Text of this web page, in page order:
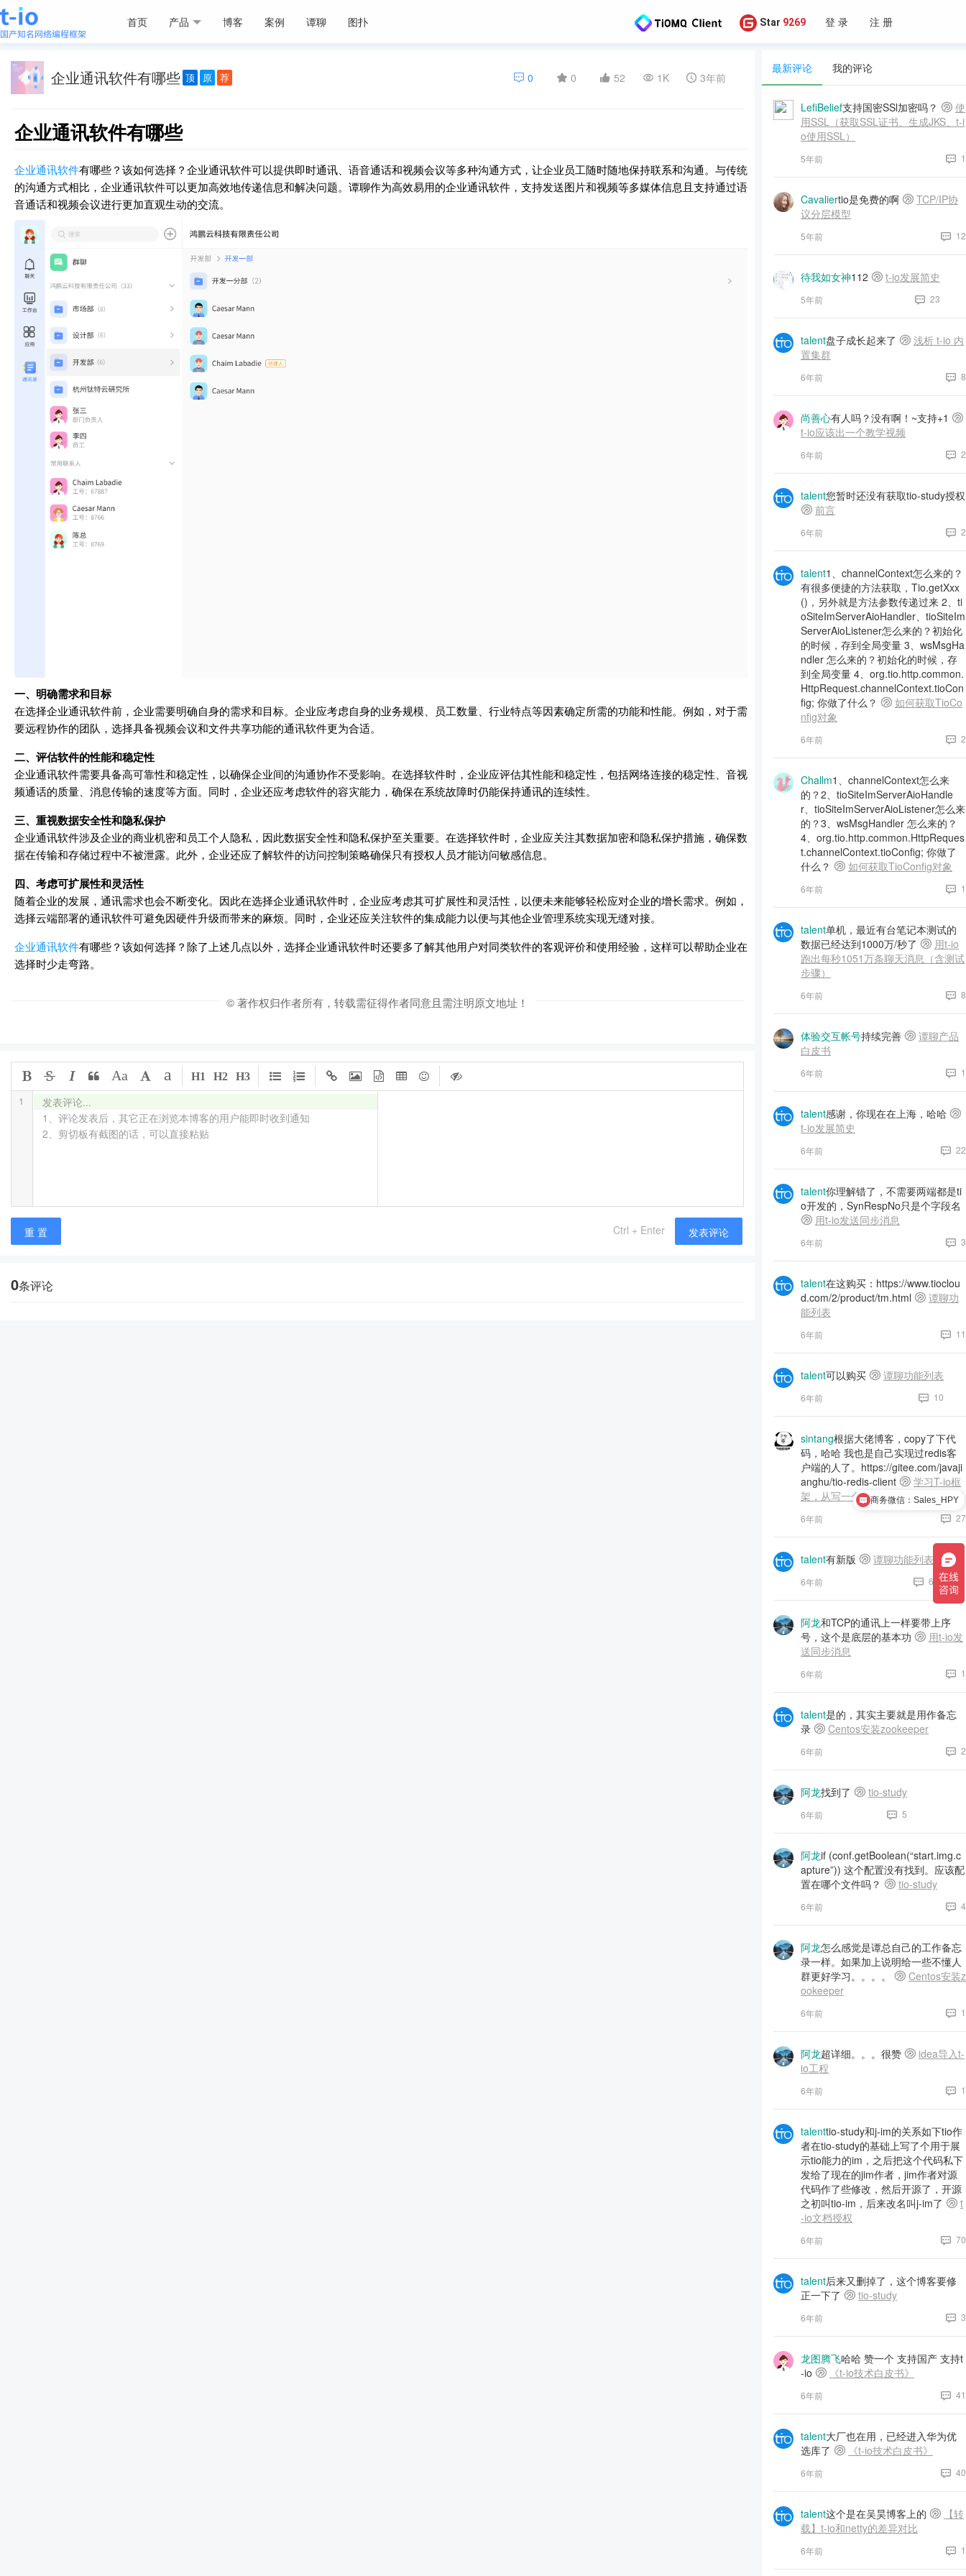
首页 产品 博客 案例 谭聊 图扑 Star 9269 登 录 注 册
企业通讯软件有哪些 顶 原 荐 0 0 52 1K 3年前
企业通讯软件有哪些
企业通讯软件有哪些？该如何选择？企业通讯软件可以提供即时通讯、语音通话和视频会议等多种沟通方式，让企业员工随时随地保持联系和沟通。与传统
的沟通方式相比，企业通讯软件可以更加高效地传递信息和解决问题。谭聊作为高效易用的企业通讯软件，支持发送图片和视频等多媒体信息且支持通过语
音通话和视频会议进行更加直观生动的交流。
一、明确需求和目标
在选择企业通讯软件前，企业需要明确自身的需求和目标。企业应考虑自身的业务规模、员工数量、行业特点等因素确定所需的功能和性能。例如，对于需
要远程协作的团队，选择具备视频会议和文件共享功能的通讯软件更为合适。
二、评估软件的性能和稳定性
企业通讯软件需要具备高可靠性和稳定性，以确保企业间的沟通协作不受影响。在选择软件时，企业应评估其性能和稳定性，包括网络连接的稳定性、音视
频通话的质量、消息传输的速度等方面。同时，企业还应考虑软件的容灾能力，确保在系统故障时仍能保持通讯的连续性。
三、重视数据安全性和隐私保护
企业通讯软件涉及企业的商业机密和员工个人隐私，因此数据安全性和隐私保护至关重要。在选择软件时，企业应关注其数据加密和隐私保护措施，确保数
据在传输和存储过程中不被泄露。此外，企业还应了解软件的访问控制策略确保只有授权人员才能访问敏感信息。
四、考虑可扩展性和灵活性
随着企业的发展，通讯需求也会不断变化。因此在选择企业通讯软件时，企业应考虑其可扩展性和灵活性，以便未来能够轻松应对企业的增长需求。例如，
选择云端部署的通讯软件可避免因硬件升级而带来的麻烦。同时，企业还应关注软件的集成能力以便与其他企业管理系统实现无缝对接。
企业通讯软件有哪些？该如何选择？除了上述几点以外，选择企业通讯软件时还要多了解其他用户对同类软件的客观评价和使用经验，这样可以帮助企业在
选择时少走弯路。
© 著作权归作者所有，转载需征得作者同意且需注明原文地址！
发表评论...
1、评论发表后，其它正在浏览本博客的用户能即时收到通知
2、剪切板有截图的话，可以直接粘贴
1
Aa a H1 H2 H3
重 置 Ctrl + Enter 发表评论
0条评论
最新评论 我的评论
LefiBelief支持国密SSl加密吗？
使
用SSL（获取SSL证书、生成JKS、t-i
o使用SSL）
5年前 1
Cavaliertio是免费的啊
TCP/IP协
议分层模型
5年前 12
待我如女神112 t-io发展简史
5年前 23
talent盘子成长起来了
浅析 t-io 内
置集群
6年前 8
尚善心有人吗？没有啊！~支持+1
t-io应该出一个教学视频
6年前 2
talent您暂时还没有获取tio-study授权
前言
6年前 2
talent1、channelContext怎么来的？
有很多便捷的方法获取，Tio.getXxx
()，另外就是方法参数传递过来 2、ti
oSiteImServerAioHandler、tioSiteIm
ServerAioListener怎么来的？初始化
的时候，存到全局变量 3、wsMsgHa
ndler 怎么来的？初始化的时候，存
到全局变量 4、org.tio.http.common.
HttpRequest.channelContext.tioCon
fig; 你做了什么？
如何获取TioCo
nfig对象
6年前 2
Challm1、channelContext怎么来
的？2、tioSiteImServerAioHandle
r、tioSiteImServerAioListener怎么来
的？3、wsMsgHandler 怎么来的？
4、org.tio.http.common.HttpReques
t.channelContext.tioConfig; 你做了
什么？
如何获取TioConfig对象
6年前 1
talent单机，最近有台笔记本测试的
数据已经达到1000万/秒了
用t-io
跑出每秒1051万条聊天消息（含测试
步骤）
6年前 8
体验交互帐号持续完善
谭聊产品
白皮书
6年前 1
talent感谢，你现在在上海，哈哈
t-io发展简史
6年前 22
talent你理解错了，不需要两端都是ti
o开发的，SynRespNo只是个字段名
用t-io发送同步消息
6年前 3
talent在这购买：https://www.tioclou
d.com/2/product/tm.html
谭聊功
能列表
6年前 11
talent可以购买 谭聊功能列表
6年前 10
sintang根据大佬博客，copy了下代
码，哈哈 我也是自己实现过redis客
户端的人了。https://gitee.com/javaji
anghu/tio-redis-client
学习T-io框
架，从写一个Redis客户端开始
6年前 27
talent有新版 谭聊功能列表
6年前 6
阿龙和TCP的通讯上一样要带上序
号，这个是底层的基本功
用t-io发
送同步消息
6年前 1
talent是的，其实主要就是用作备忘
录
Centos安装zookeeper
6年前 2
阿龙找到了 tio-study
6年前 5
阿龙if (conf.getBoolean(“start.img.c
apture”)) 这个配置没有找到。应该配
置在哪个文件吗？
tio-study
6年前 4
阿龙怎么感觉是谭总自己的工作备忘
录一样。如果加上说明给一些不懂人
群更好学习。。。。
Centos安装z
ookeeper
6年前 1
阿龙超详细。。。很赞
idea导入t-
io工程
6年前 1
talenttio-study和j-im的关系如下tio作
者在tio-study的基础上写了个用于展
示tio能力的im，之后把这个代码私下
发给了现在的jim作者，jim作者对源
代码作了些修改，然后开源了，开源
之初叫tio-im，后来改名叫j-im了
t
-io文档授权
6年前 70
talent后来又删掉了，这个博客要修
正一下了
tio-study
6年前 3
龙图腾飞哈哈 赞一个 支持国产 支持t
-io
《t-io技术白皮书》
6年前 41
talent大厂也在用，已经进入华为优
选库了
《t-io技术白皮书》
6年前 40
talent这个是在吴昊博客上的
【转
载】t-io和netty的差异对比
6年前 1
商务微信：Sales_HPY